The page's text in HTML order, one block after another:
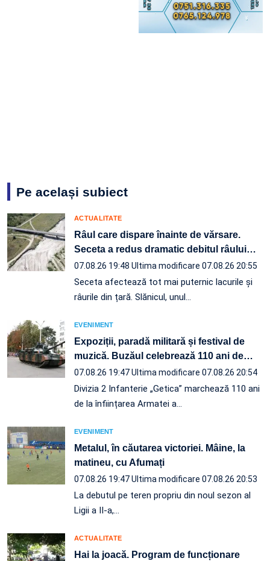
Pe același subiect
ACTUALITATE
Râul care dispare înainte de vărsare.
Seceta a redus dramatic debitul râului…
07.08.26 19:48 Ultima modificare 07.08.26 20:55
Seceta afectează tot mai puternic lacurile și
râurile din țară. Slănicul, unul…
EVENIMENT
Expoziții, paradă militară și festival de
muzică. Buzăul celebrează 110 ani de…
07.08.26 19:47Ultima modificare 07.08.26 20:54
Divizia 2 Infanterie „Getica” marchează 110 ani
de la înființarea Armatei a…
EVENIMENT
Metalul, în căutarea victoriei. Mâine, la
matineu, cu Afumați
07.08.26 19:47Ultima modificare 07.08.26 20:53
La debutul pe teren propriu din noul sezon al
Ligii a II-a,…
ACTUALITATE
Hai la joacă. Program de funcționare